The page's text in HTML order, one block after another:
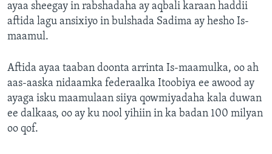
ayaa sheegay in rabshadaha ay aqbali karaan haddii
aftida lagu ansixiyo in bulshada Sadima ay hesho Is-
maamul.
Aftida ayaa taaban doonta arrinta Is-maamulka, oo ah
aas-aaska nidaamka federaalka Itoobiya ee awood ay
ayaga isku maamulaan siiya qowmiyadaha kala duwan
ee dalkaas, oo ay ku nool yihiin in ka badan 100 milyan
oo qof.